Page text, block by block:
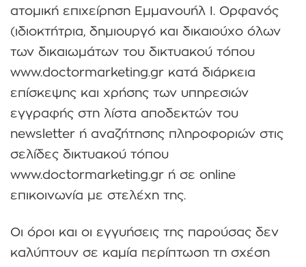
ατομική επιχείρηση Εμμανουήλ Ι. Ορφανός
(ιδιοκτήτρια, δημιουργό και δικαιούχο όλων
των δικαιωμάτων του δικτυακού τόπου
www.doctormarketing.gr κατά διάρκεια
επίσκεψης και χρήσης των υπηρεσιών
εγγραφής στη λίστα αποδεκτών του
newsletter ή αναζήτησης πληροφοριών στις
σελίδες δικτυακού τόπου
www.doctormarketing.gr ή σε online
επικοινωνία με στελέχη της.
Οι όροι και οι εγγυήσεις της παρούσας δεν
καλύπτουν σε καμία περίπτωση τη σχέση